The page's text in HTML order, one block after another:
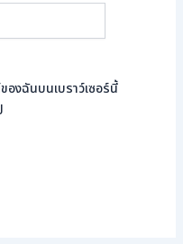
องฉันบนเบราว์เซอร์นี้